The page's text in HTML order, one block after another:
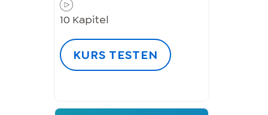
10 Kapitel
KURS TESTEN